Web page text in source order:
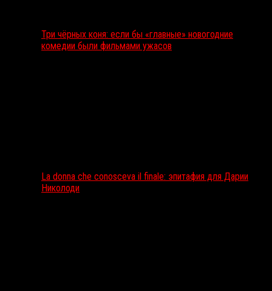
Три чёрных коня: если бы «главные» новогодние
комедии были фильмами ужасов
La donna che conosceva il finale: эпитафия для Дарии
Николоди